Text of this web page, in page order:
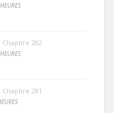
Chapitre 282
Chapitre 281